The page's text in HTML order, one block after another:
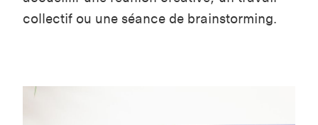
collectif ou une séance de brainstorming.